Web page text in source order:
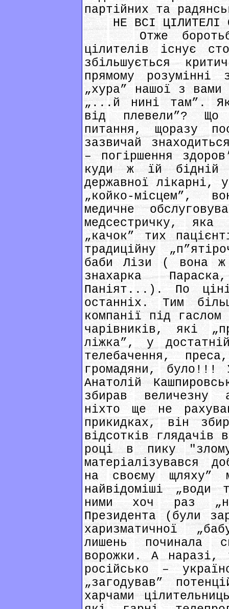
партійних та
НЕ ВСІ ЦІЛИТЕЛІ
Отже боротьба
цілителів існує
збільшується
прямому
„хура” нашої з вами
„...й нині там”. Як
від плевели”?
питання, щоразу
зазвичай
– погіршення
куди ж їй
державної лікарні,
„койко-місцем”,
медичне
медсестричку,
„качок” тих
традиційну
баби Лізи ( вона ж
знахарка
Паніят...). По
останніх. Тим
компанії під
чарівників, які
ліжка”, у
телебачення,
громадяни, було!!!
Анатолій
збирав величезну
ніхто ще не
прикидках, він
відсотків глядачів
році в пику "злому
матеріалізувався
на своєму
найвідоміші „води
ними хоч раз
Президента (були
харизматичної
лишень починала
ворожки. А наразі,
російсько –
„загодував”
харчами